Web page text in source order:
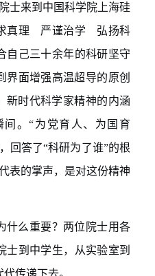
院士来到中国科学院上海硅
真理
严谨治学
弘扬科
自己三十余年的科研坚守
界面增强高温超导的原创
新时代科学家精神的内涵
间。“为党育人、为国育
回答了“科研为了谁”的根
表的掌声，是对这份精神
什么重要？两位院士用各
士到中学生，从实验室到
传递下去。